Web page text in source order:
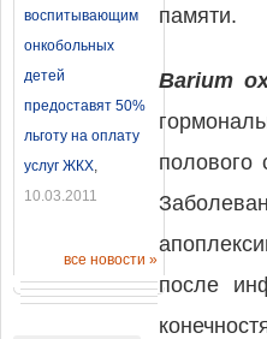
воспитывающим
онкобольных
детей
предоставят 50%
льготу на оплату
услуг ЖКХ,
10.03.2011
все новости »
памяти.
Barium
полового
после